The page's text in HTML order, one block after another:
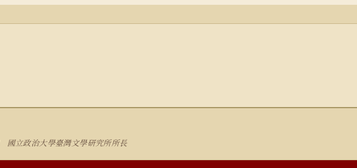
立政治大學臺灣文學研究所所長